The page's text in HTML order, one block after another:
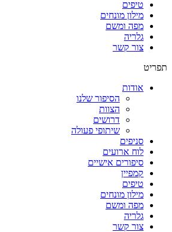
טיפים
מילון מונחים
מפה ומשם
גלריה
צור קשר
תפריט
אודות
הסיפור שלנו
הצוות
דרושים
שיתופי פעולה
סניפים
לוח ארועים
סיפורים אישיים
קמפיין
טיפים
מילון מונחים
מפה ומשם
גלריה
צור קשר